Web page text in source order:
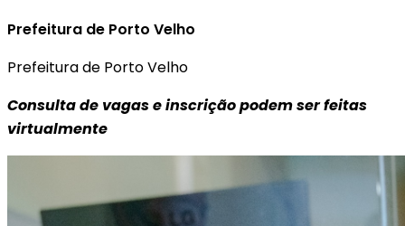
Prefeitura de Porto Velho
Prefeitura de Porto Velho
Consulta de vagas e inscrição podem ser feitas
virtualmente